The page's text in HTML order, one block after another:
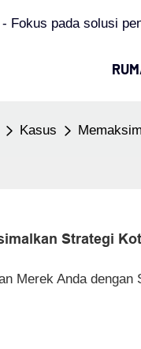
Fokus pada solusi
Kasus
Strategi
Merek Anda